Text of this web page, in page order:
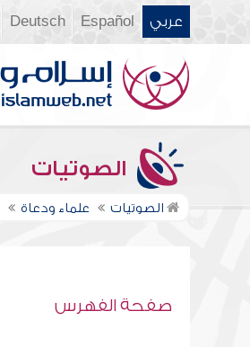
عربي Español
Deutsch
الصوتيات
الصوتيات علماء ودعاة
صفحة الفهرس